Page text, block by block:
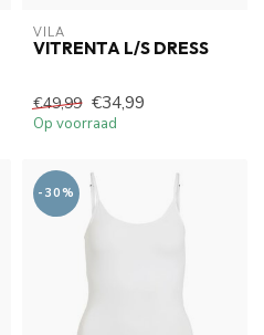
VILA
VITRENTA L/S DRESS
€49,99 €34,99
Op voorraad
-30%